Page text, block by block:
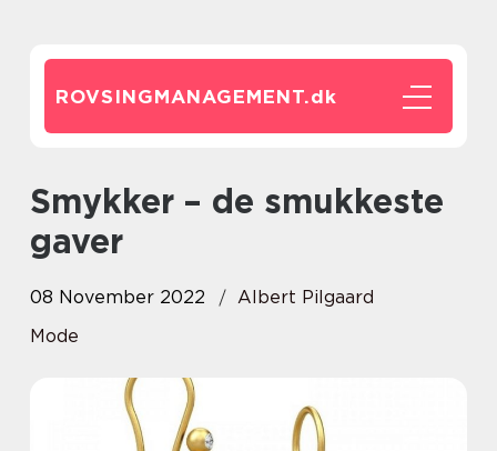
ROVSINGMANAGEMENT.dk
Smykker – de smukkeste
gaver
08 November 2022
Albert Pilgaard
Mode